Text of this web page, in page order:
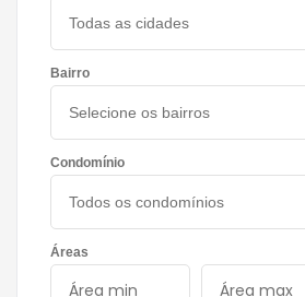
Bairro
Condomínio
Áreas